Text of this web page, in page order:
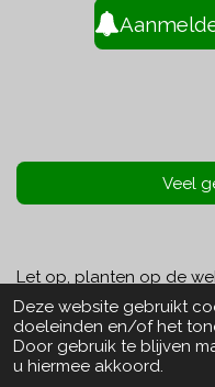
Deze website gebruikt
doeleinden en/of het
Door gebruik te blijven
u hiermee akkoord.
Veel
Let op, planten op de
assortiment. Het kan
op voorraad zijn. Niet
op de website.